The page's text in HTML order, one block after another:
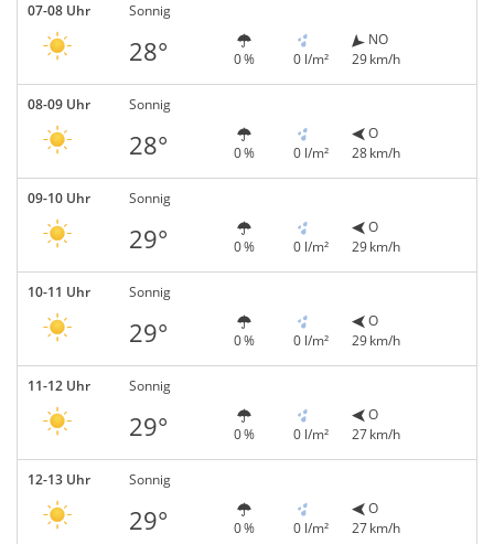
07-08 Uhr Sonnig
28° 0 % 0 l/m²
NO
29 km/h
08-09 Uhr Sonnig
28° 0 % 0 l/m²
O
28 km/h
09-10 Uhr Sonnig
29° 0 % 0 l/m²
O
29 km/h
10-11 Uhr Sonnig
29° 0 % 0 l/m²
O
29 km/h
11-12 Uhr Sonnig
29° 0 % 0 l/m²
O
27 km/h
12-13 Uhr Sonnig
29° 0 % 0 l/m²
O
27 km/h